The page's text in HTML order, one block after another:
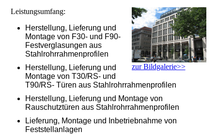
zur Bildgalerie>>
Leistungsumfang:
Herstellung, Lieferung und
Montage von F30- und F90-
Festverglasungen aus
Stahlrohrrahmenprofilen
Herstellung, Lieferung und
Montage von T30/RS- und
T90/RS- Türen aus Stahlrohrrahmenprofilen
Herstellung, Lieferung und Montage von
Rauschutztüren aus Stahlrohrrahmenprofilen
Lieferung, Montage und Inbetriebnahme von
Feststellanlagen